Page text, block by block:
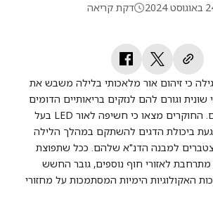
2024 דקת קריאה
כי זיהום אור מלאכותי בלילה משבש את
וגורם להם לנזקים בריאותיים הדומים
לאלו שחווים בני אדם. החוקרים מצאו כי חשיפה לאור LED בעל
ביכולת הדגים להשתקם במהלך הלילה
למבנה הדנ"א שלהם. ככל שתפוצת
לאזורי חוף נוספים, גובר החשש
האקולוגיות הימיות המסתמכות על מחזורי